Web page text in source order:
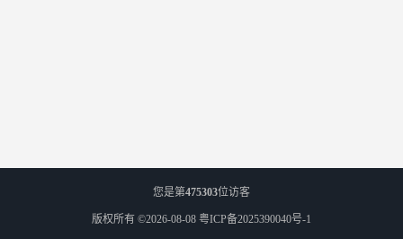
您是第475303位访客
版权所有 ©2026-08-08 粤ICP备2025390040号-1